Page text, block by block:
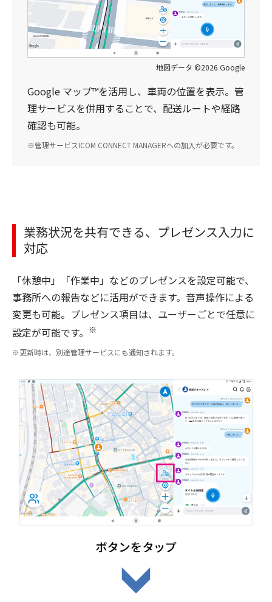
地図データ ©2026 Google
Google マップ™を活用し、車両の位置を表示。管
理サービスを併用することで、配送ルートや経路
確認も可能。
管理サービスICOM CONNECT MANAGERへの加入が必要です。
業務状況を共有できる、プレゼンス入力に
対応
「休憩中」「作業中」などのプレゼンスを設定可能で、
事務所への報告などに活用ができます。音声操作による
変更も可能。プレゼンス項目は、ユーザーごとで任意に
設定が可能です。
※
更新時は、別途管理サービスにも通知されます。